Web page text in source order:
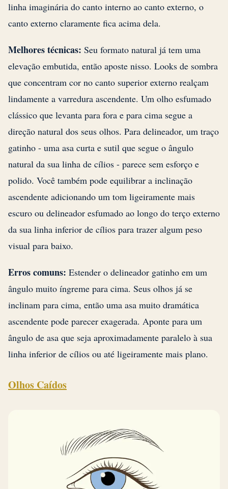
linha imaginária do canto interno ao canto externo, o
canto externo claramente fica acima dela.
Melhores técnicas: Seu formato natural já tem uma
elevação embutida, então aposte nisso. Looks de sombra
que concentram cor no canto superior externo realçam
lindamente a varredura ascendente. Um olho esfumado
clássico que levanta para fora e para cima segue a
direção natural dos seus olhos. Para delineador, um traço
gatinho - uma asa curta e sutil que segue o ângulo
natural da sua linha de cílios - parece sem esforço e
polido. Você também pode equilibrar a inclinação
ascendente adicionando um tom ligeiramente mais
escuro ou delineador esfumado ao longo do terço externo
da sua linha inferior de cílios para trazer algum peso
visual para baixo.
Erros comuns: Estender o delineador gatinho em um
ângulo muito íngreme para cima. Seus olhos já se
inclinam para cima, então uma asa muito dramática
ascendente pode parecer exagerada. Aponte para um
ângulo de asa que seja aproximadamente paralelo à sua
linha inferior de cílios ou até ligeiramente mais plano.
Olhos Caídos